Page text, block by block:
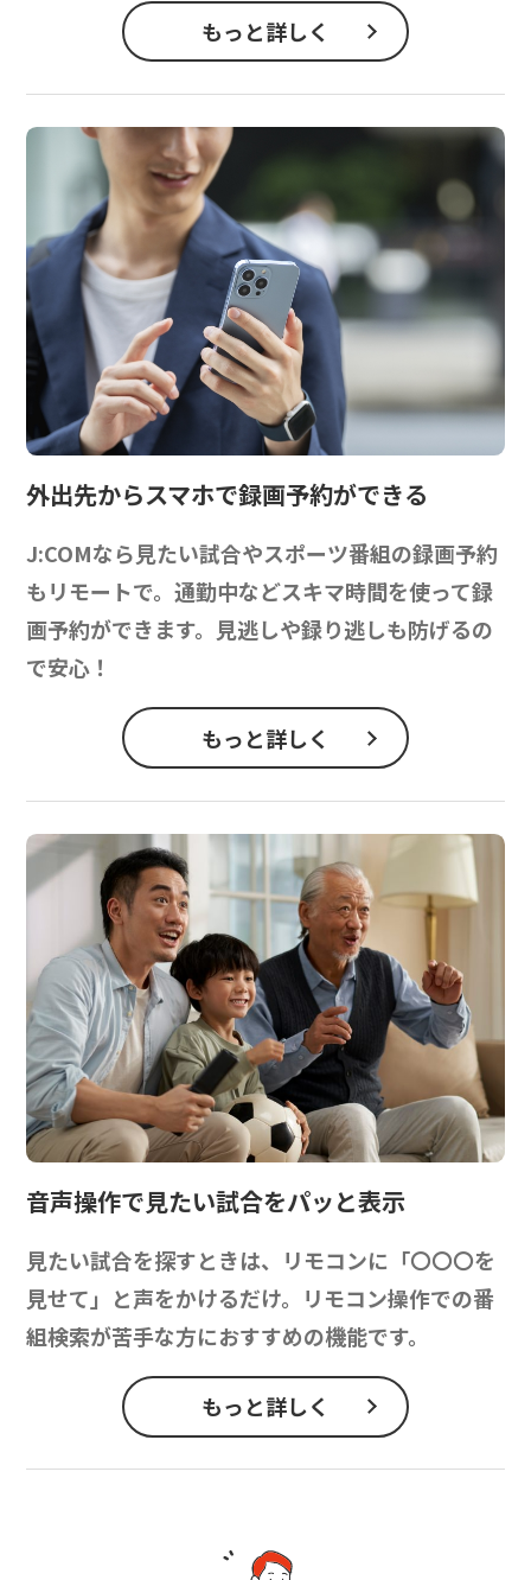
もっと詳しく
外出先からスマホで録画予約ができる
J:COMなら見たい試合やスポーツ番組の録画予約
もリモートで。通勤中などスキマ時間を使って録
画予約ができます。見逃しや録り逃しも防げるの
で安心！
もっと詳しく
音声操作で見たい試合をパッと表示
見たい試合を探すときは、リモコンに「〇〇〇を
見せて」と声をかけるだけ。リモコン操作での番
組検索が苦手な方におすすめの機能です。
もっと詳しく